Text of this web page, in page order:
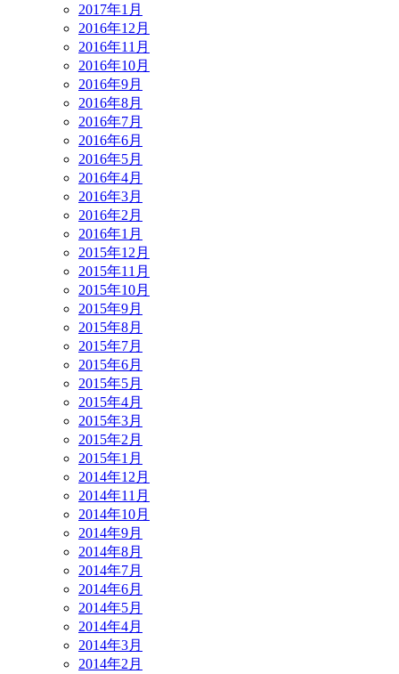
2017年1月
2016年12月
2016年11月
2016年10月
2016年9月
2016年8月
2016年7月
2016年6月
2016年5月
2016年4月
2016年3月
2016年2月
2016年1月
2015年12月
2015年11月
2015年10月
2015年9月
2015年8月
2015年7月
2015年6月
2015年5月
2015年4月
2015年3月
2015年2月
2015年1月
2014年12月
2014年11月
2014年10月
2014年9月
2014年8月
2014年7月
2014年6月
2014年5月
2014年4月
2014年3月
2014年2月